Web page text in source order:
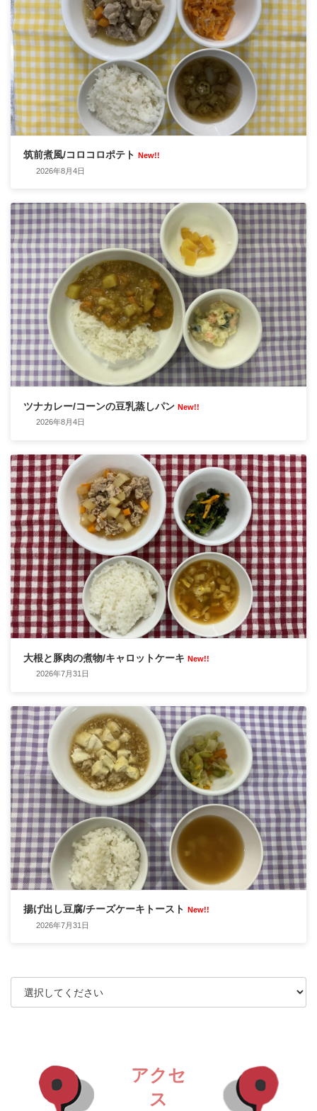
筑前煮風/コロコロポテト New!!
2026年8月4日
ツナカレー/コーンの豆乳蒸しパン New!!
2026年8月4日
大根と豚肉の煮物/キャロットケーキ New!!
2026年7月31日
揚げ出し豆腐/チーズケーキトースト
New!!
2026年7月31日
アクセ
ス